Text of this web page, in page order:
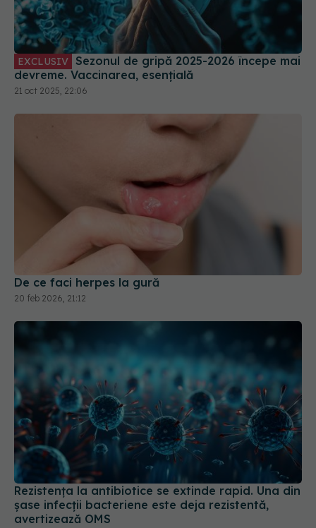
EXCLUSIV
devreme. Vaccinarea, esențială
21 oct 2025, 22:06
De ce faci herpes la gură
20 feb 2026, 21:12
Rezistența la antibiotice se extinde rapid. Una din
șase infecții bacteriene este deja rezistentă,
avertizează OMS